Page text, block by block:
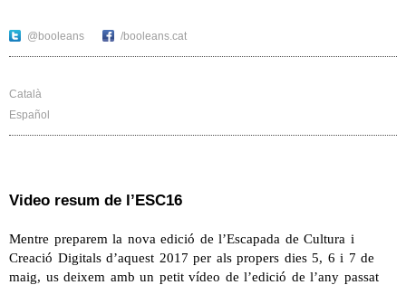
@booleans /booleans.cat
Català
Español
Video resum de l’ESC16
Mentre preparem la nova edició de l’Escapada de Cultura i
Creació Digitals d’aquest 2017 per als propers dies 5, 6 i 7 de
maig, us deixem amb un petit vídeo de l’edició de l’any passat